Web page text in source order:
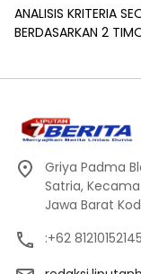
ANALISIS KRITERIA
BERDASARKAN 2
Griya Padma
Satria,
Jawa Barat
:+62